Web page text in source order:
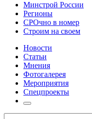
Минстрой России
Регионы
СРОчно в номер
Строим на своем
Новости
Статьи
Мнения
Фотогалерея
Мероприятия
Спецпроекты